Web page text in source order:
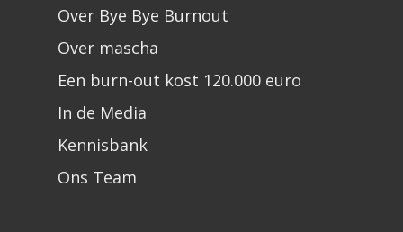
Over Bye Bye Burnout
Over mascha
Een burn-out kost 120.000 euro
In de Media
Kennisbank
Ons Team